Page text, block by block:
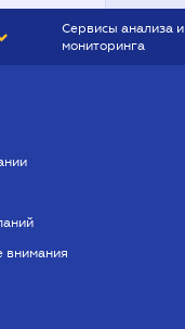
Сервисы анализа и
мониторинга
внимания